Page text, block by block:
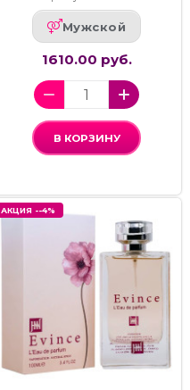
Мужской
1610.00 руб.
В КОРЗИНУ
АКЦИЯ --4%